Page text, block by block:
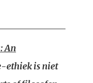
An
ethiek is niet